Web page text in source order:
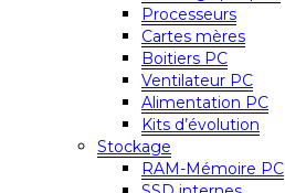
Processeurs
Cartes mères
Boitiers PC
Ventilateur PC
Alimentation PC
Kits d’évolution
Stockage
RAM-Mémoire PC